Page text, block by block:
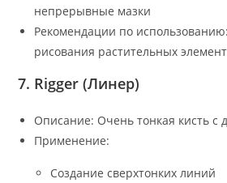
непрерывные мазки
Рекомендации по
рисования растительных
7. Rigger (Линер)
Описание: Очень тонкая кисть с
Применение:
Создание сверхтонких линий